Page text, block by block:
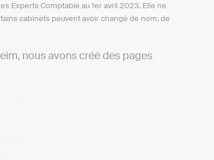
Experts Comptable au 1er avril 2023. Elle ne
cabinets peuvent avoir changé de nom, de
nous avons créé des pages